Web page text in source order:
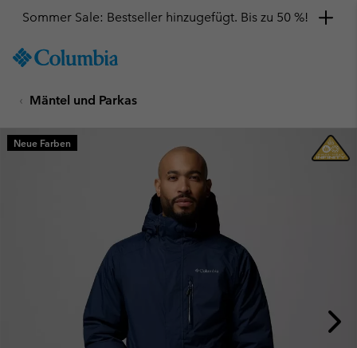
TO
SKIP
MAIN
NAV
Sommer Sale: Bestseller hinzugefügt. Bis zu 50 %!
Mäntel und Parkas
Neue Farben